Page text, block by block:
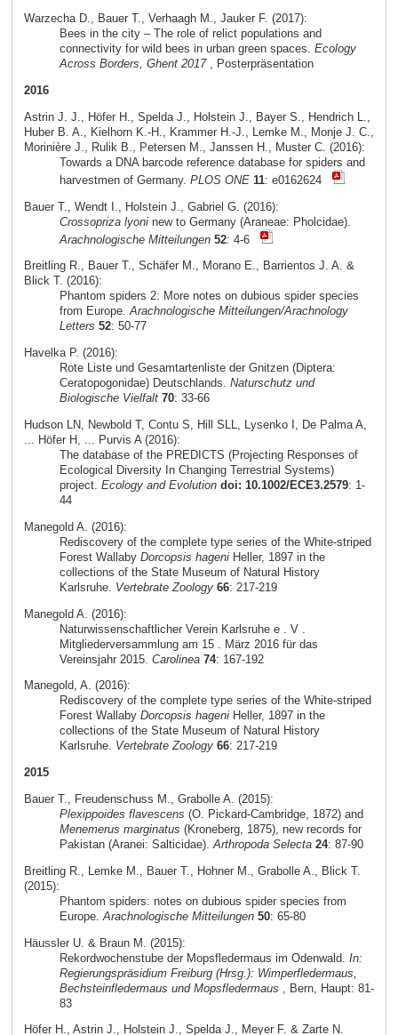
Warzecha D., Bauer T., Verhaagh M., Jauker F. (2017):
Bees in the city – The role of relict populations and
connectivity for wild bees in urban green spaces. Ecology
Across Borders, Ghent 2017, Posterpräsentation
2016
Astrin J. J., Höfer H., Spelda J., Holstein J., Bayer S., Hendrich L.,
Huber B. A., Kielhorn K.-H., Krammer H.-J., Lemke M., Monje J. C.,
Morinière J., Rulik B., Petersen M., Janssen H., Muster C. (2016):
Towards a DNA barcode reference database for spiders and
harvestmen of Germany. PLOS ONE 11: e0162624
Bauer T., Wendt I., Holstein J., Gabriel G. (2016):
Crossopriza lyoninew to Germany (Araneae: Pholcidae).
Arachnologische Mitteilungen 52: 4-6
Breitling R., Bauer T., Schäfer M., Morano E., Barrientos J. A. &
Blick T. (2016):
Phantom spiders 2: More notes on dubious spider species
from Europe.Arachnologische Mitteilungen/Arachnology
Letters 52: 50-77
Havelka P. (2016):
Rote Liste und Gesamtartenliste der Gnitzen (Diptera:
Ceratopogonidae) Deutschlands. Naturschutz und
Biologische Vielfalt 70: 33-66
Hudson LN, Newbold T, Contu S, Hill SLL, Lysenko I, De Palma A,
... Höfer H, ... Purvis A (2016):
The database of the PREDICTS (Projecting Responses of
Ecological Diversity In Changing Terrestrial Systems)
project. Ecology and Evolution doi: 10.1002/ECE3.2579: 1-
44
Manegold A. (2016):
Rediscovery of the complete type series of the White-striped
Forest Wallaby Dorcopsis hageniHeller, 1897 in the
collections of the State Museum of Natural History
Karlsruhe. Vertebrate Zoology 66: 217-219
Manegold A. (2016):
Naturwissenschaftlicher Verein Karlsruhe e . V .
Mitgliederversammlung am 15 . März 2016 für das
Vereinsjahr 2015. Carolinea 74: 167-192
Manegold, A. (2016):
Rediscovery of the complete type series of the White-striped
Forest Wallaby Dorcopsis hageniHeller, 1897 in the
collections of the State Museum of Natural History
Karlsruhe. Vertebrate Zoology 66: 217-219
2015
Bauer T., Freudenschuss M., Grabolle A. (2015):
Plexippoides flavescens (O. Pickard-Cambridge, 1872) and
Menemerus marginatus (Kroneberg, 1875), new records for
Pakistan (Aranei: Salticidae).Arthropoda Selecta 24: 87-90
Breitling R., Lemke M., Bauer T., Hohner M., Grabolle A., Blick T.
(2015):
Phantom spiders: notes on dubious spider species from
Europe. Arachnologische Mitteilungen 50: 65-80
Häussler U. & Braun M. (2015):
Rekordwochenstube der Mopsfledermaus im Odenwald. In:
Regierungspräsidium Freiburg (Hrsg.): Wimperfledermaus,
Bechsteinfledermaus und Mopsfledermaus , Bern, Haupt: 81-
83
Höfer H., Astrin J., Holstein J., Spelda J., Meyer F. & Zarte N.